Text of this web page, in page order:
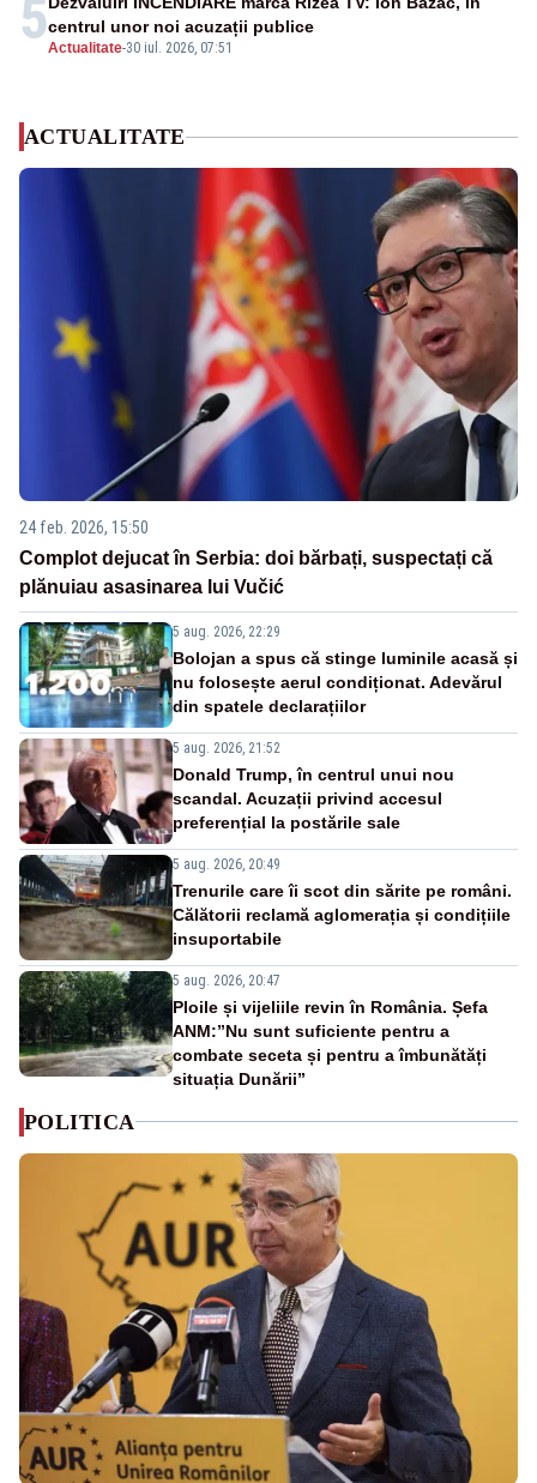
5Actualitate-30 iul. 2026, 07:51
centrul unor noi acuzații publice
ACTUALITATE
24 feb. 2026, 15:50
Complot dejucat în Serbia: doi bărbați, suspectați că
plănuiau asasinarea lui Vučić
5 aug. 2026, 22:29
Bolojan a spus că stinge luminile acasă și
nu folosește aerul condiționat. Adevărul
din spatele declarațiilor
5 aug. 2026, 21:52
Donald Trump, în centrul unui nou
scandal. Acuzații privind accesul
preferențial la postările sale
5 aug. 2026, 20:49
Trenurile care îi scot din sărite pe români.
Călătorii reclamă aglomerația și condițiile
insuportabile
5 aug. 2026, 20:47
Ploile și vijeliile revin în România. Șefa
ANM:”Nu sunt suficiente pentru a
combate seceta și pentru a îmbunătăți
situația Dunării”
POLITICA